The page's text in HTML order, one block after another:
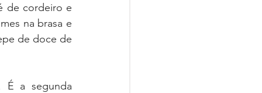
de cordeiro e
na brasa e
de doce de
É a segunda